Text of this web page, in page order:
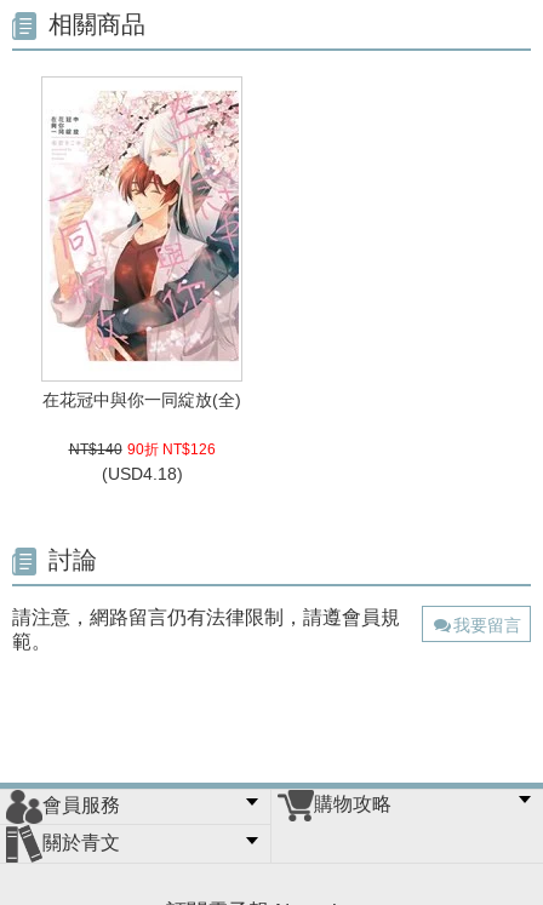
相關商品
在花冠中與你一同綻放(全)
NT$140 90折 NT$126
(USD4.18)
討論
請注意，網路留言仍有法律限制，請遵會員規
範。
我要留言
會員服務
會員辦法
客服信箱
隱私條款
網站導覽
購物攻略
關於青文